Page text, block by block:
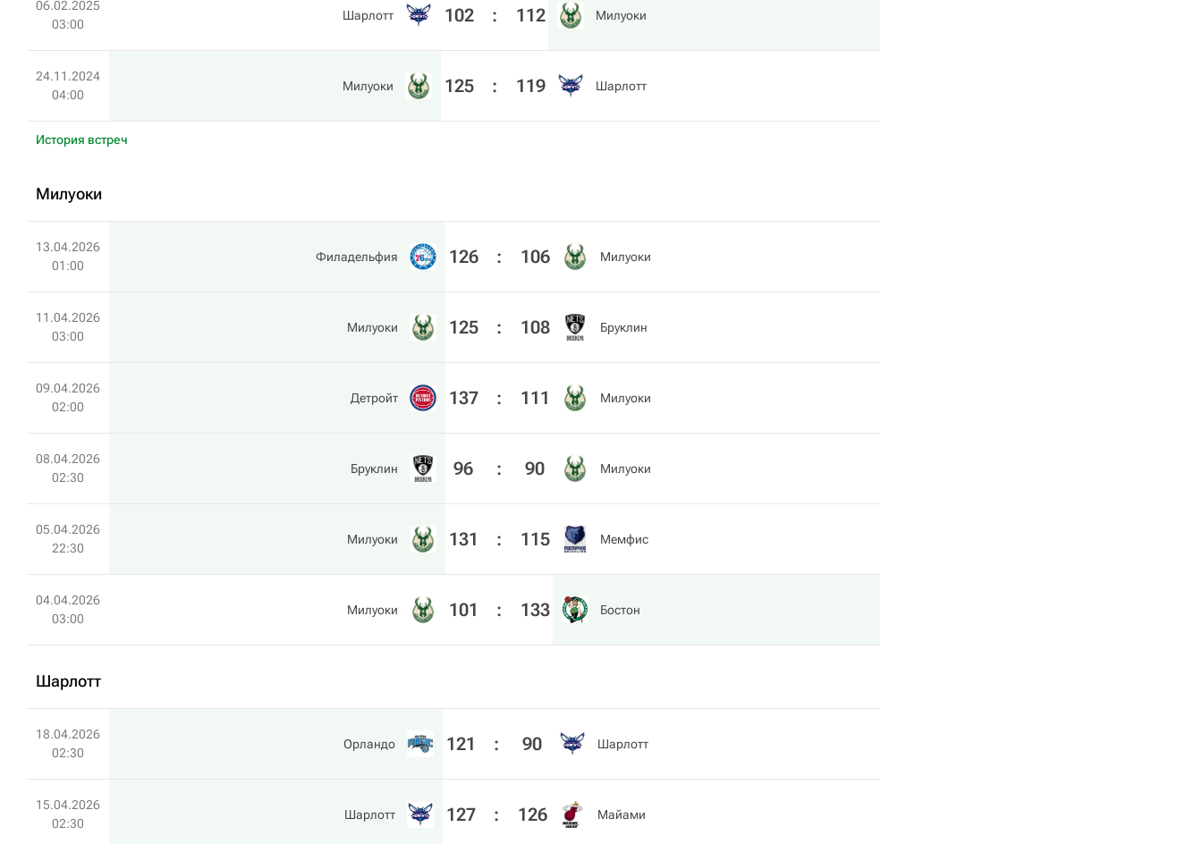
06.02.2025
03:00
Шарлотт 102 : 112 Милуоки
24.11.2024
04:00
Милуоки 125 : 119 Шарлотт
История встреч
Милуоки
13.04.2026
01:00
Филадельфия 126 : 106 Милуоки
11.04.2026
03:00
Милуоки 125 : 108 Бруклин
09.04.2026
02:00
Детройт 137 : 111 Милуоки
08.04.2026
02:30
Бруклин 96 : 90 Милуоки
05.04.2026
22:30
Милуоки 131 : 115 Мемфис
04.04.2026
03:00
Милуоки 101 : 133 Бостон
Шарлотт
18.04.2026
02:30
Орландо 121 : 90 Шарлотт
15.04.2026
02:30
Шарлотт 127 : 126 Майами